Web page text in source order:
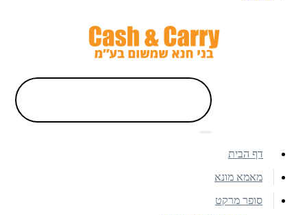
דף הבית
מאמא מונא
סופר מרקט